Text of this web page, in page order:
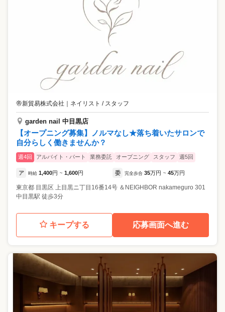
帝新貿易株式会社 ｜ ネイリスト / スタッフ
garden nail 中目黒店
【オープニング募集】ノルマなし★落ち着いたサロンで
自分らしく働きませんか？
週4回 アルバイト・パート 業務委託 オープニング スタッフ 週5回
ア 時給 1,400円 ~ 1,600円 委 完全歩合 35万円 ~ 45万円
東京都 目黒区
上目黒ニ丁目16番14号 ＆NEIGHBOR nakameguro 301
中目黒駅 徒歩3分
キープする 応募画面へ進む